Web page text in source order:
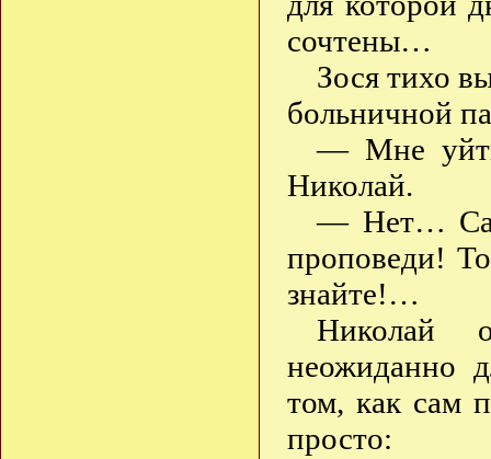
сочтены…
Зося тихо
больничной
— Мне
Николай.
— Нет…
проповеди!
знайте!…
Николай
неожиданно
том, как сам
просто: